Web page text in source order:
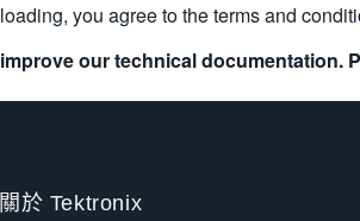
you agree to the terms and
our technical documentation.
關於 Tektronix